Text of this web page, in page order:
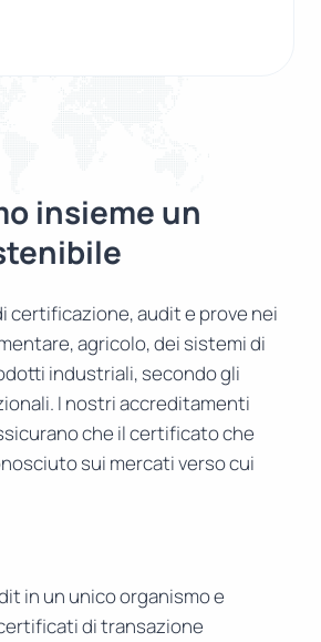
insieme un
certificazione, audit e prove nei
agricolo, dei sistemi di
industriali, secondo gli
I nostri accreditamenti
che il certificato che
sui mercati verso cui
in un unico organismo e
di transazione